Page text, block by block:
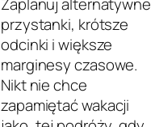
Zaplanuj alternatywne
przystanki, krótsze
odcinki i większe
marginesy czasowe.
Nikt nie chce
zapamiętać wakacji